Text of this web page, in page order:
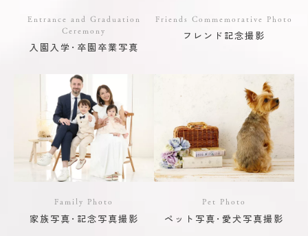
Entrance and Graduation
Ceremony
入園入学･卒園卒業写真
Friends Commemorative Photo
フレンド記念撮影
Family Photo
家族写真･記念写真撮影
Pet Photo
ペット写真･愛犬写真撮影